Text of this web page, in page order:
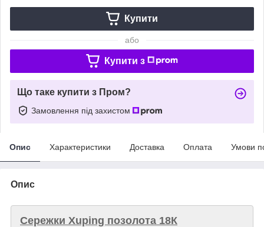
Купити
або
Купити з
Що таке купити з Пром?
Замовлення під захистом
Опис Характеристики Доставка Оплата Умови
Опис
Сережки Xuping позолота 18К